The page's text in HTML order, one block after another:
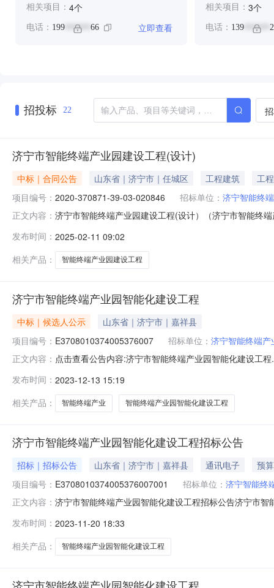
相关项目： 4个
电话： 199 ****** 66 立即查看
相关项目： 3个
电话： 139******
招投标 22
济宁市智能终端产业园建设工程(设计)
中标｜合同公告 山东省｜济宁市｜任城区 工程建筑
工程
项目编号： 2020-370871-39-03-020846 招标单位： 济宁智能终
正文内容： 济宁市智能终端产业园建设工程(设计）（济宁市智能终
现行设计规范。合同期限（年）40日历天结算金额
发布时间： 2025-02-11 09:02
相关产品：
智能终端产业园建设工程
济宁市智能终端产业园智能化建设工程
中标｜候选人公示
山东省｜济宁市｜嘉祥县
项目编号： E3708010374005376007 招标单位： 济宁智能终端
正文内容： 点击查看公告内容:济宁市智能终端产业园智能化建设工
提出异议截止时间提出渠道及答复方式答复期限项目名
程济宁市
发布时间： 2023-12-13 15:19
相关产品：
智能终端产业 智能终端产业园智能化建设工程
济宁市智能终端产业园智能化建设工程招标公告
招标｜招标公告 山东省｜济宁市｜嘉祥县 通讯电子
预
项目编号： E3708010374005376007001 招标单位： 济宁智能终
正文内容： 济宁市智能终端产业园智能化建设工程招标公告济宁市
化建设工程,主要内容为智能终端产业园区内的智能化建
业园
发布时间： 2023-11-20 18:33
相关产品：
智能终端产业园智能化建设工程